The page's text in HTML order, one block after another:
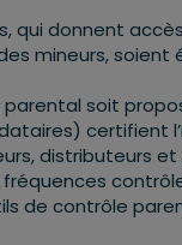
qui donnent
mineurs,
soit
certifient
distributeurs
fréquences
de contrôle